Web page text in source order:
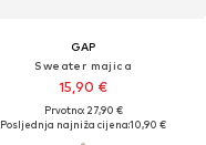
GAP
Sweater majica
15,90 €
Prvotno: 27,90 €
Posljednja najniža cijena:10,90 €